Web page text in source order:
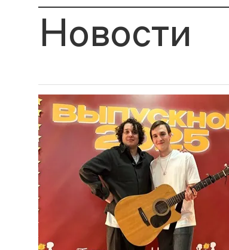
Новости